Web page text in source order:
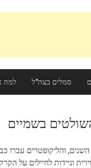
סמלים בצה"ל למה
בשמיים
והליקופטרים
וניידות לחיילים על